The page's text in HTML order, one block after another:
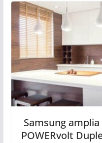
Samsung
POWERvolt